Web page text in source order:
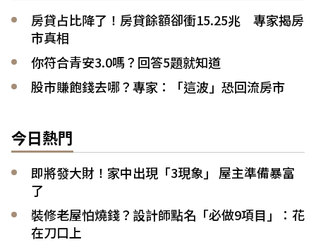
房貸占比降了！房貸餘額卻衝15.25兆 專家揭房
市真相
你符合青安3.0嗎？回答5題就知道
股市賺飽錢去哪？專家：「這波」恐回流房市
今日熱門
即將發大財！家中出現「3現象」 屋主準備暴富
了
裝修老屋怕燒錢？設計師點名「必做9項目」：花
在刀口上